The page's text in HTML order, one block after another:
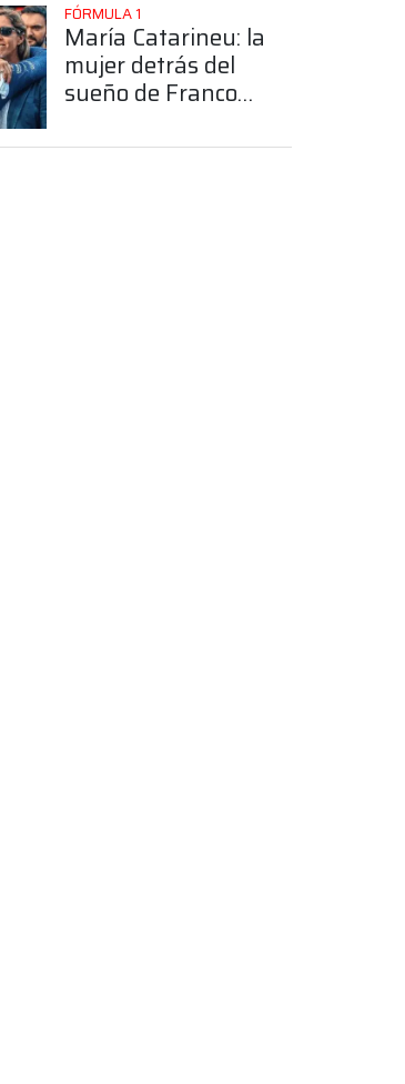
FÓRMULA 1
María Catarineu: la
mujer detrás del
sueño de Franco
Fórmula 1